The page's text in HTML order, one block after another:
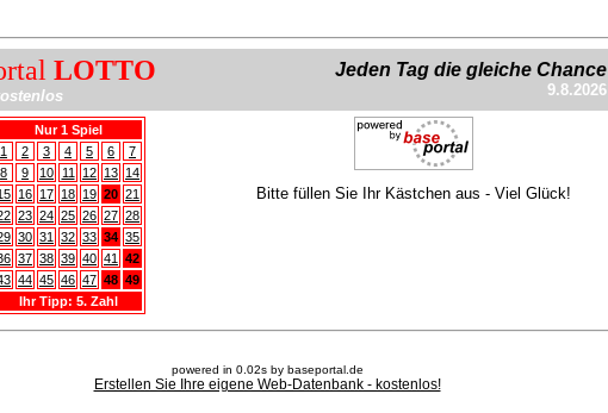
LOTTO Jeden Tag die gleiche Chance
9.8.2026
Nur 1 Spiel
1
2 3 4 5 6
7
8
9 10 11 12 13 14
16 17 18 19 20 21
23 24 25 26 27 28
30 31 32 33 34 35
37 38 39 40 41
42
44 45 46 47 48 49
Ihr Tipp: 5. Zahl
Bitte füllen Sie Ihr Kästchen aus - Viel Glück!
powered in 0.02s by baseportal.de
Erstellen Sie Ihre eigene Web-Datenbank - kostenlos!